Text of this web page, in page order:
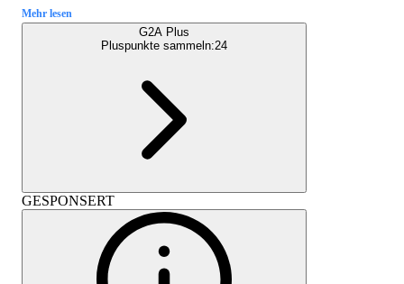
Mehr lesen
G2A Plus
Pluspunkte sammeln:24
GESPONSERT